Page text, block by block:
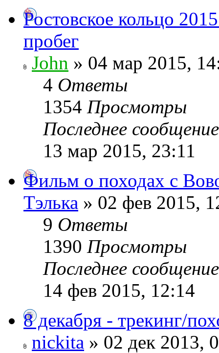
Ростовское кольцо
пробег
John » 04 мар 2015,
4 Ответы
1354 Просмотры
Последнее
13 мар 2015, 23:11
Фильм о походах с
Тэлька » 02 фев 2015,
9 Ответы
1390 Просмотры
Последнее
14 фев 2015, 12:14
8 декабря - трекинг/
nickita » 02 дек 2013,